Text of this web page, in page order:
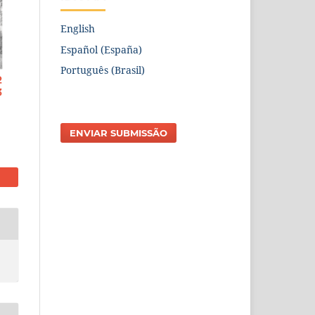
English
Español (España)
Português (Brasil)
ENVIAR SUBMISSÃO